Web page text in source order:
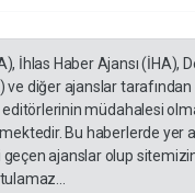
İhlas Haber Ajansı (İHA),
ve diğer ajanslar
müdahalesi
Bu haberlerde yer
ajanslar olup